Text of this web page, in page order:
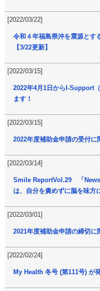
[2022/03/22]
令和４年福島県沖を震源とす
【3/22更新】
[2022/03/15]
2022年4月1日からI-Support
ます！
[2022/03/15]
2022年度補助金申請の受付に
[2022/03/14]
Smile ReportVol.29 「News
は、自分を責めずに脳を味方
[2022/03/01]
2021年度補助金申請の締切に
[2022/02/24]
My Health 冬号 (第111号) が